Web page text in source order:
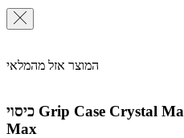
המוצר אזל מהמלאי
כיסוי Grip Case Crystal Magsafe ל- iPhone 17 Pro
Max